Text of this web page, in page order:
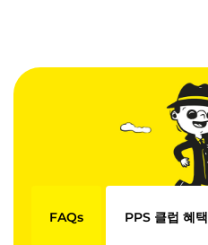
FAQs PPS 클럽 혜택